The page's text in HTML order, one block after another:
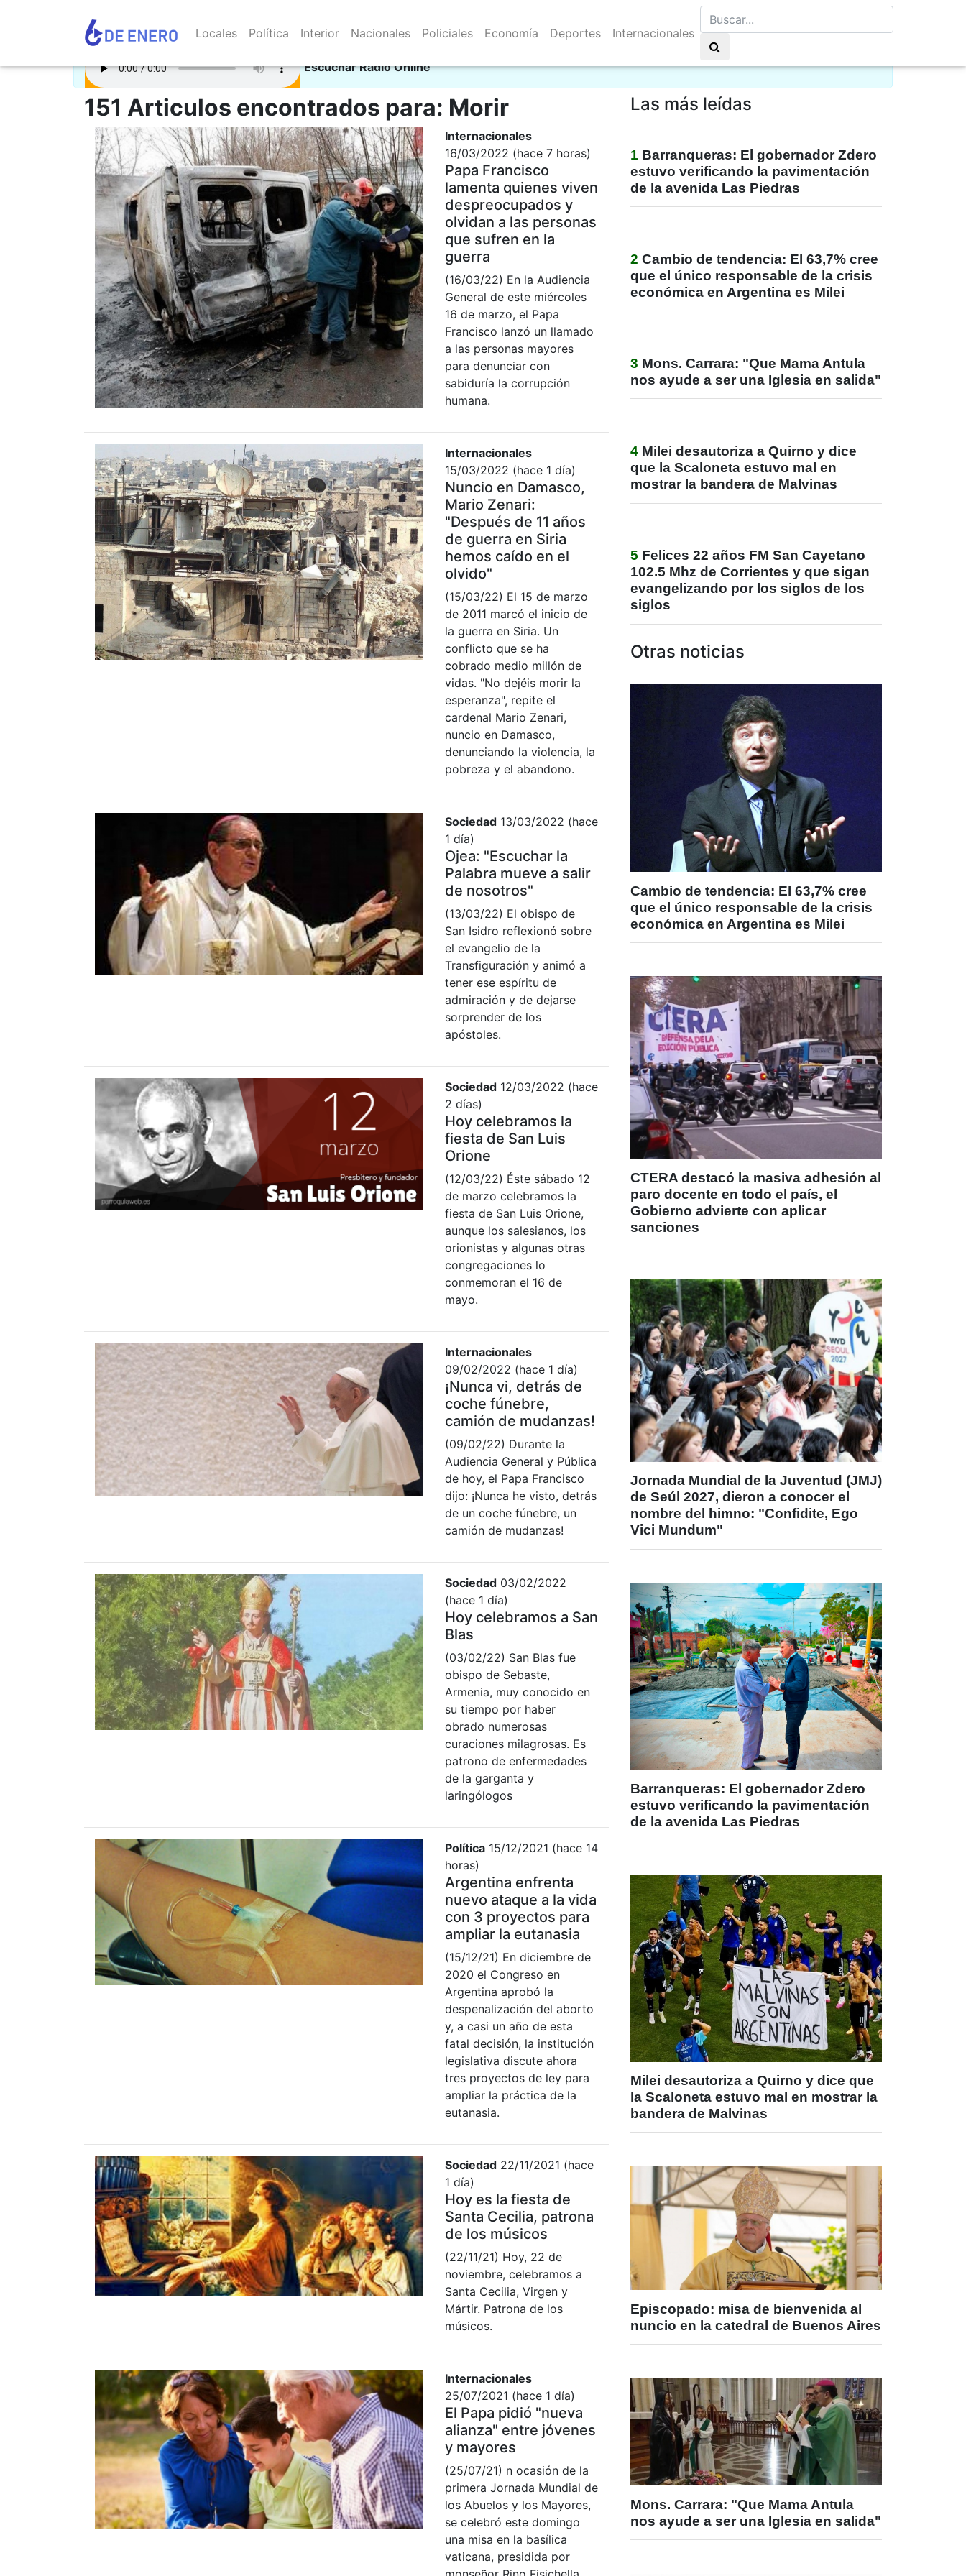
Locales Política Interior Nacionales Policiales Economía Deportes Internacionales
Escuchar Radio Online
151 Articulos encontrados para: Morir
Internacionales
16/03/2022 (hace 7 horas)
Papa Francisco
lamenta quienes viven
despreocupados y
olvidan a las personas
que sufren en la
guerra
(16/03/22) En la Audiencia
General de este miércoles
16 de marzo, el Papa
Francisco lanzó un llamado
a las personas mayores
para denunciar con
sabiduría la corrupción
humana.
Internacionales
15/03/2022 (hace 1 día)
Nuncio en Damasco,
Mario Zenari:
"Después de 11 años
de guerra en Siria
hemos caído en el
olvido"
(15/03/22) El 15 de marzo
de 2011 marcó el inicio de
la guerra en Siria. Un
conflicto que se ha
cobrado medio millón de
vidas. "No dejéis morir la
esperanza", repite el
cardenal Mario Zenari,
nuncio en Damasco,
denunciando la violencia, la
pobreza y el abandono.
Sociedad 13/03/2022 (hace
1 día)
Ojea: "Escuchar la
Palabra mueve a salir
de nosotros"
(13/03/22) El obispo de
San Isidro reflexionó sobre
el evangelio de la
Transfiguración y animó a
tener ese espíritu de
admiración y de dejarse
sorprender de los
apóstoles.
Sociedad 12/03/2022 (hace
2 días)
Hoy celebramos la
fiesta de San Luis
Orione
(12/03/22) Éste sábado 12
de marzo celebramos la
fiesta de San Luis Orione,
aunque los salesianos, los
orionistas y algunas otras
congregaciones lo
conmemoran el 16 de
mayo.
Internacionales
09/02/2022 (hace 1 día)
¡Nunca vi, detrás de
coche fúnebre,
camión de mudanzas!
(09/02/22) Durante la
Audiencia General y Pública
de hoy, el Papa Francisco
dijo: ¡Nunca he visto, detrás
de un coche fúnebre, un
camión de mudanzas!
Sociedad 03/02/2022
(hace 1 día)
Hoy celebramos a San
Blas
(03/02/22) San Blas fue
obispo de Sebaste,
Armenia, muy conocido en
su tiempo por haber
obrado numerosas
curaciones milagrosas. Es
patrono de enfermedades
de la garganta y
laringólogos
Política 15/12/2021 (hace 14
horas)
Argentina enfrenta
nuevo ataque a la vida
con 3 proyectos para
ampliar la eutanasia
(15/12/21) En diciembre de
2020 el Congreso en
Argentina aprobó la
despenalización del aborto
y, a casi un año de esta
fatal decisión, la institución
legislativa discute ahora
tres proyectos de ley para
ampliar la práctica de la
eutanasia.
Sociedad 22/11/2021 (hace
1 día)
Hoy es la fiesta de
Santa Cecilia, patrona
de los músicos
(22/11/21) Hoy, 22 de
noviembre, celebramos a
Santa Cecilia, Virgen y
Mártir. Patrona de los
músicos.
Internacionales
25/07/2021 (hace 1 día)
El Papa pidió "nueva
alianza" entre jóvenes
y mayores
(25/07/21) n ocasión de la
primera Jornada Mundial de
los Abuelos y los Mayores,
se celebró este domingo
una misa en la basílica
vaticana, presidida por
Las más leídas
1 Barranqueras: El gobernador Zdero
estuvo verificando la pavimentación
de la avenida Las Piedras
2 Cambio de tendencia: El 63,7% cree
que el único responsable de la crisis
económica en Argentina es Milei
3 Mons. Carrara: "Que Mama Antula
nos ayude a ser una Iglesia en salida"
4 Milei desautoriza a Quirno y dice
que la Scaloneta estuvo mal en
mostrar la bandera de Malvinas
5 Felices 22 años FM San Cayetano
102.5 Mhz de Corrientes y que sigan
evangelizando por los siglos de los
siglos
Otras noticias
Cambio de tendencia: El 63,7% cree
que el único responsable de la crisis
económica en Argentina es Milei
CTERA destacó la masiva adhesión al
paro docente en todo el país, el
Gobierno advierte con aplicar
sanciones
Jornada Mundial de la Juventud (JMJ)
de Seúl 2027, dieron a conocer el
nombre del himno: "Confidite, Ego
Vici Mundum"
Barranqueras: El gobernador Zdero
estuvo verificando la pavimentación
de la avenida Las Piedras
Milei desautoriza a Quirno y dice que
la Scaloneta estuvo mal en mostrar la
bandera de Malvinas
Episcopado: misa de bienvenida al
nuncio en la catedral de Buenos Aires
Mons. Carrara: "Que Mama Antula
nos ayude a ser una Iglesia en salida"